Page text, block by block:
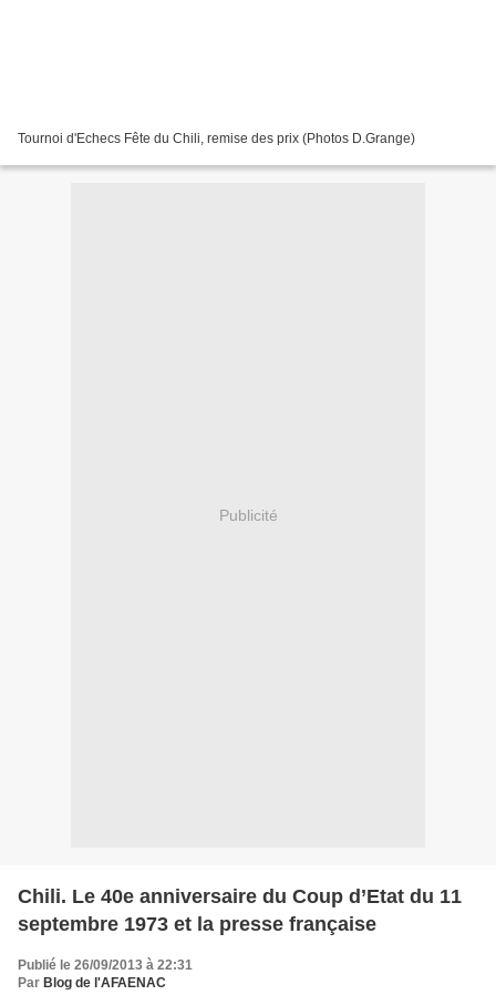
Tournoi d'Echecs Fête du Chili, remise des prix (Photos D.Grange)
Publicité
Chili. Le 40e anniversaire du Coup d’Etat du 11
septembre 1973 et la presse française
Publié le 26/09/2013 à 22:31
Par Blog de l'AFAENAC